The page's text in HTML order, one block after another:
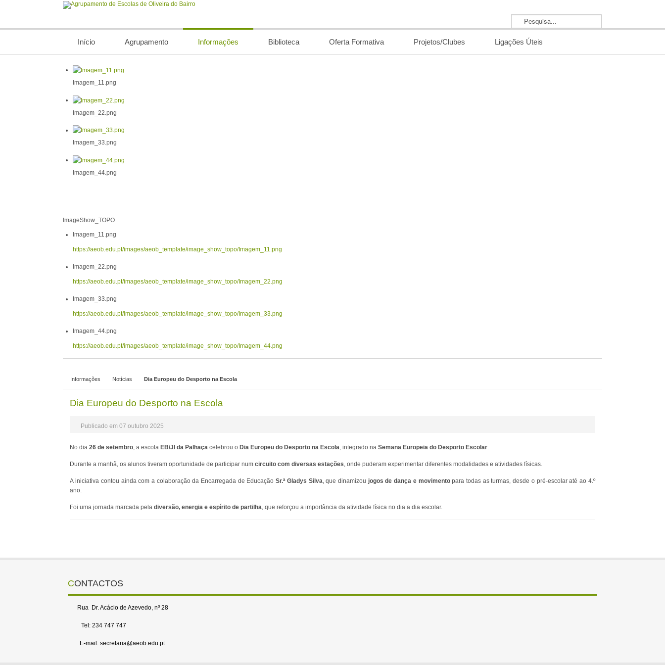
Pesquisa...
Início Agrupamento Informações Biblioteca Oferta Formativa Projetos/Clubes Ligações Úteis
Imagem_11.png
Imagem_22.png
Imagem_33.png
Imagem_44.png
ImageShow_TOPO
Imagem_11.png
https://aeob.edu.pt/images/aeob_template/image_show_topo/Imagem_11.png
Imagem_22.png
https://aeob.edu.pt/images/aeob_template/image_show_topo/Imagem_22.png
Imagem_33.png
https://aeob.edu.pt/images/aeob_template/image_show_topo/Imagem_33.png
Imagem_44.png
https://aeob.edu.pt/images/aeob_template/image_show_topo/Imagem_44.png
Informações Notícias Dia Europeu do Desporto na Escola
Dia Europeu do Desporto na Escola
Publicado em 07 outubro 2025
No dia26 de setembro, a escola EB/JI da Palhaça celebrou o Dia Europeu do Desporto na Escola, integrado naSemana Europeia do Desporto Escolar.
Durante a manhã, os alunos tiveram oportunidade de participar numcircuito com diversas estações, onde puderam experimentar diferentes modalidades e atividades físicas.
A iniciativa contou ainda com a colaboração da Encarregada de EducaçãoSr.ª Gladys Silva, que dinamizou jogos de dança e movimentopara todas as turmas, desde o pré-escolar até ao 4.º
ano.
Foi uma jornada marcada peladiversão, energia e espírito de partilha, que reforçou a importância da atividade física no dia a dia escolar.
CONTACTOS
Rua Dr. Acácio de Azevedo, nº 28
Tel: 234 747 747
E-mail: secretaria@aeob.edu.pt